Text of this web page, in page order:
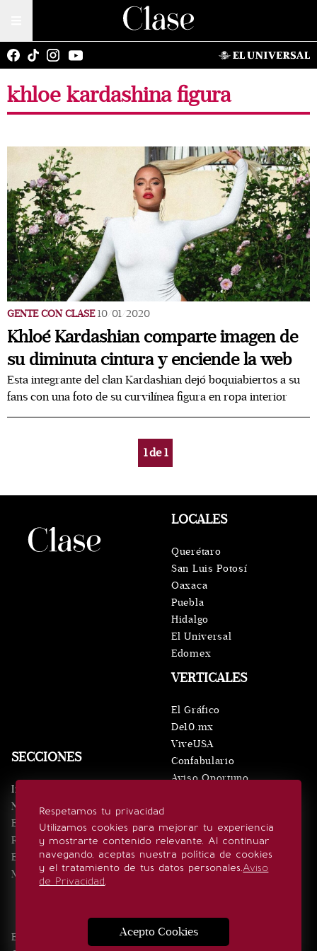
khloe kardashina figura
GENTE CON CLASE 10/01/2020
Khloé Kardashian comparte imagen de
su diminuta cintura y enciende la web
Esta integrante del clan Kardashian dejó boquiabiertos a su
fans con una foto de su curvilínea figura en ropa interior
1de1
Respetamos tu privacidad
Utilizamos cookies para mejorar tu experiencia
y mostrarte contenido relevante. Al continuar
navegando, aceptas nuestra política de cookies
y el tratamiento de tus datos personales.Aviso
de Privacidad.
Acepto Cookies
SECCIONES
Inicio
Noticias
Eventos
Realeza
Estilo de vida
Minuto x Minuto
VERTICALES
El Gráfico
De10.mx
ViveUSA
Confabulario
Aviso Oportuno
LOCALES
Querétaro
San Luis Potosí
Oaxaca
Puebla
Hidalgo
El Universal
Edomex
SÍGUENOS
Edición Impresa Noticias Quiénes somos